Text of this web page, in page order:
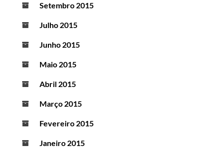
Setembro 2015
Julho 2015
Junho 2015
Maio 2015
Abril 2015
Março 2015
Fevereiro 2015
Janeiro 2015